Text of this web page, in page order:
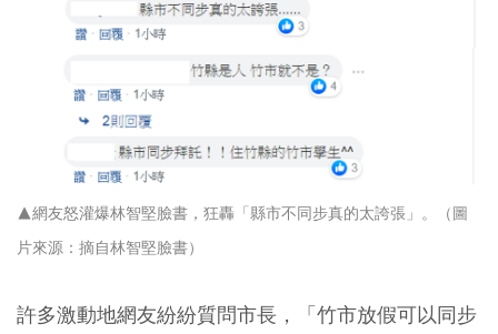
▲網友怒灌爆林智堅臉書，狂轟「縣市不同步真的太誇張」。（圖
片來源：摘自林智堅臉書）
許多激動地網友紛紛質問市長，「竹市放假可以同步